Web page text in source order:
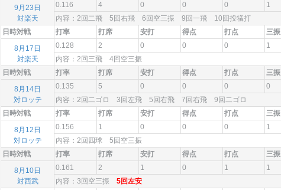
9月23日
対楽天
0.116 4 0 0 0 1
内容：2回二飛 5回右飛 6回空三振 9回一飛 10回投犠打
日時対戦
打率 打席 安打 得点 打点 三振
8月17日
対楽天
0.128 2 0 0 0 1
内容：2回三飛 4回空三振
日時対戦
打率 打席 安打 得点 打点 三振
8月14日
対ロッテ
0.135 5 0 0 0 0
内容：2回二ゴロ 3回左飛 5回右飛 7回右飛 9回二ゴロ
日時対戦
打率 打席 安打 得点 打点 三振
8月12日
対ロッテ
0.156 1 0 0 0 1
内容：2回四球 5回空三振
日時対戦
打率 打席 安打 得点 打点 三振
8月10日
対西武
0.161 2 1 0 1 1
内容：3回空三振 5回左安